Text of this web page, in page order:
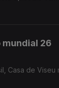
mundial 26
Casa de